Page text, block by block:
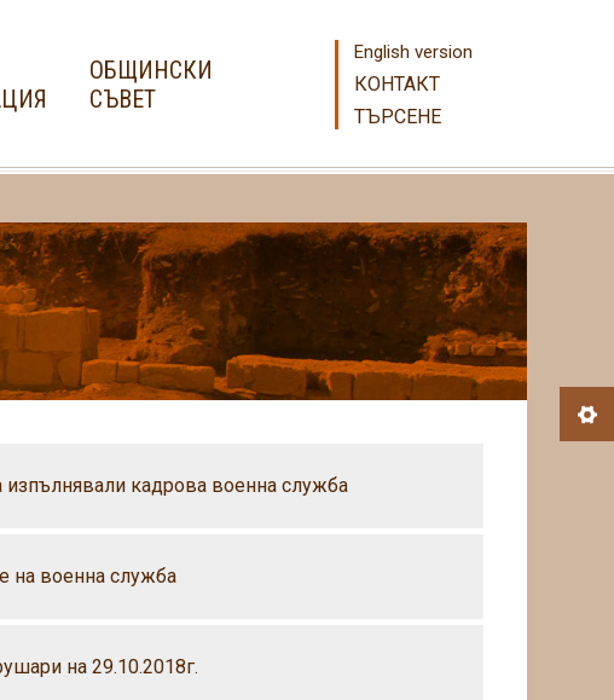
ОБЩИНСКИ
СЪВЕТ
English version
КОНТАКТ
ТЪРСЕНЕ
кадрова военна служба
на военна служба
на 29.10.2018г.